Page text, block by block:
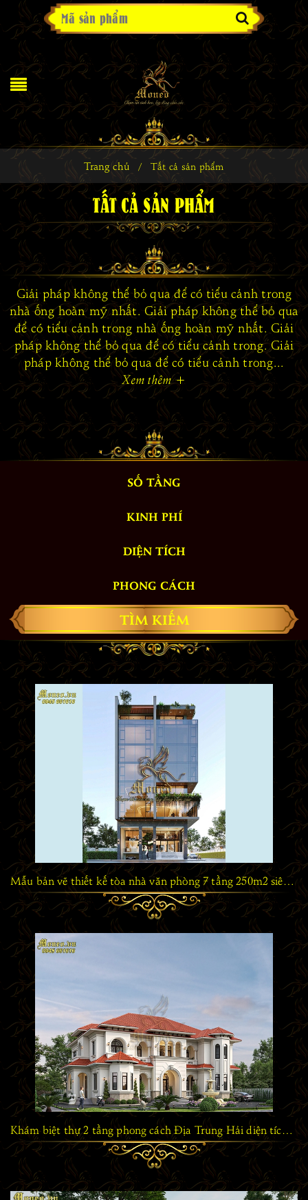
Trang chủ / Tất cả sản phẩm
TẤT CẢ SẢN PHẨM
Giải pháp không thể bỏ qua để có tiểu cảnh trong
nhà ống hoàn mỹ nhất. Giải pháp không thể bỏ qua
để có tiểu cảnh trong nhà ống hoàn mỹ nhất. Giải
pháp không thể bỏ qua để có tiểu cảnh trong. Giải
pháp không thể bỏ qua để có tiểu cảnh trong...
Xem thêm+
SỐ TẦNG
KINH PHÍ
DIỆN TÍCH
PHONG CÁCH
TÌM KIẾM
Mẫu bản vẽ thiết kế tòa nhà văn phòng 7 tầng 250m2 siêu đẹp VP1011024
Khám biệt thự 2 tầng phong cách Địa Trung Hải diện tích 300m2